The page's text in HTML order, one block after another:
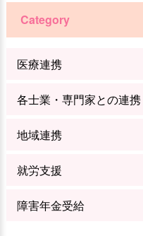
Category
医療連携
各士業・専門家との連携
地域連携
就労支援
障害年金受給